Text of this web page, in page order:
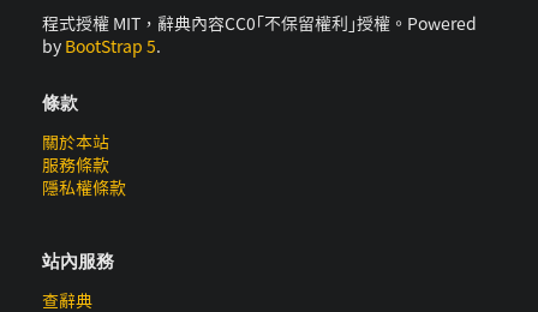
程式授權 MIT，辭典內容CC0｢不保留權利｣授權。Powered
by BootStrap 5.
條款
關於本站
服務條款
隱私權條款
站內服務
查辭典